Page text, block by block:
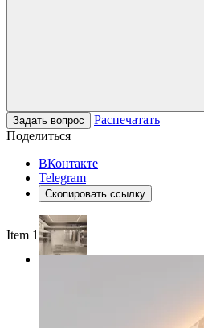
Задать вопрос
Распечатать
Поделиться
ВКонтакте
Telegram
Скопировать ссылку
Item 1 of 4